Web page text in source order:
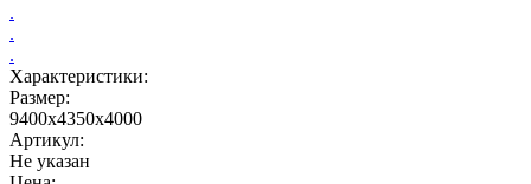
.
.
.
Характеристики:
Размер:
9400x4350x4000
Артикул:
Не указан